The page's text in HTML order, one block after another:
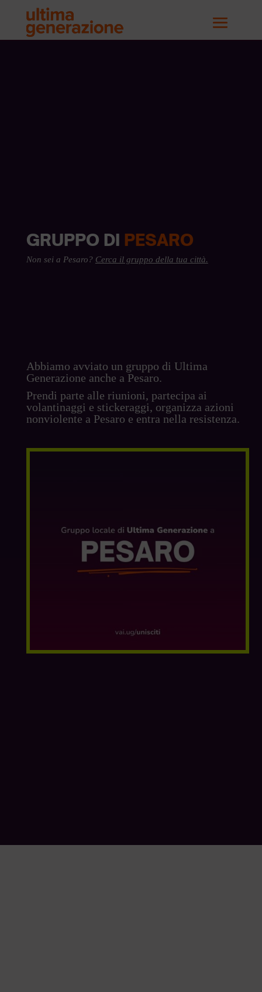
GRUPPO DI PESARO
Non sei a Pesaro? Cerca il gruppo della tua città.
Abbiamo avviato un gruppo di Ultima
Generazione anche a Pesaro.
Prendi parte alle riunioni, partecipa ai
volantinaggi e stickeraggi, organizza azioni
nonviolente a Pesaro e entra nella resistenza.